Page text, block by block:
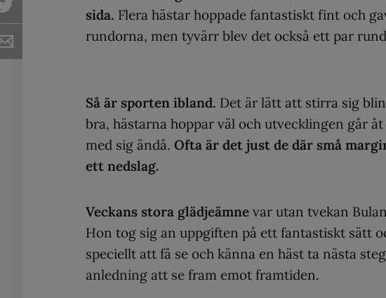
sida. Flera hästar hoppade fantastiskt fint och
rundorna, men tyvärr blev det också ett par
Så är sporten ibland. Det är lätt att stirra sig
bra, hästarna hoppar väl och utvecklingen går
med sig ändå. Ofta är det just de där små
ett nedslag.
Veckans stora glädjeämne var utan tvekan
Hon tog sig an uppgiften på ett fantastiskt sätt
speciellt att få se och känna en häst ta nästa
anledning att se fram emot framtiden.